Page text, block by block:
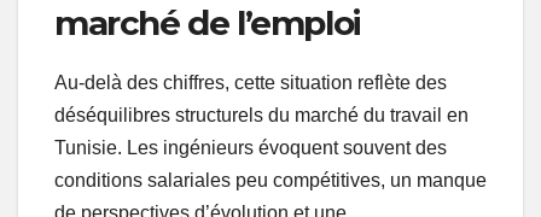
marché de l’emploi
Au-delà des chiffres, cette situation reflète des
déséquilibres structurels du marché du travail en
Tunisie. Les ingénieurs évoquent souvent des
conditions salariales peu compétitives, un manque
de perspectives d’évolution et une